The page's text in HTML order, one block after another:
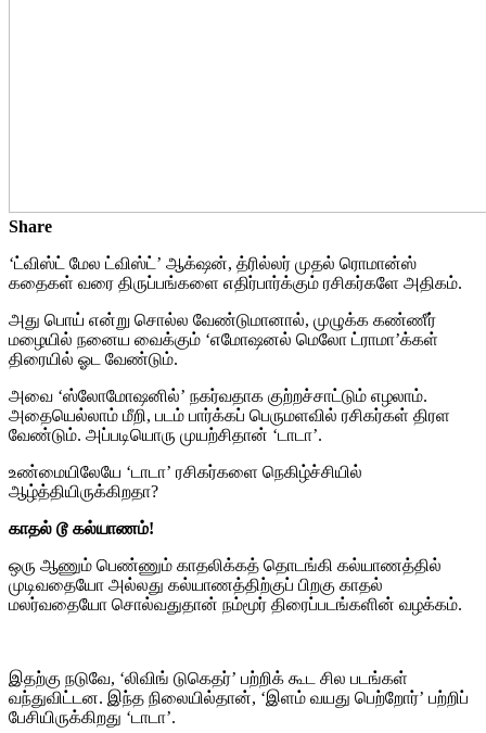
Share
‘ட்விஸ்ட் மேல ட்விஸ்ட்’ ஆக்‌ஷன், த்ரில்லர் முதல் ரொமான்ஸ்
கதைகள் வரை திருப்பங்களை எதிர்பார்க்கும் ரசிகர்களே அதிகம்.
அது பொய் என்று சொல்ல வேண்டுமானால், முழுக்க கண்ணீர்
மழையில் நனைய வைக்கும் ‘எமோஷனல் மெலோ ட்ராமா’க்கள்
திரையில் ஓட வேண்டும்.
அவை ‘ஸ்லோமோஷனில்’ நகர்வதாக குற்றச்சாட்டும் எழலாம்.
அதையெல்லாம் மீறி, படம் பார்க்கப் பெருமளவில் ரசிகர்கள் திரள
வேண்டும். அப்படியொரு முயற்சிதான் ‘டாடா’.
உண்மையிலேயே ‘டாடா’ ரசிகர்களை நெகிழ்ச்சியில்
ஆழ்த்தியிருக்கிறதா?
காதல் டூ கல்யாணம்!
ஒரு ஆணும் பெண்ணும் காதலிக்கத் தொடங்கி கல்யாணத்தில்
முடிவதையோ அல்லது கல்யாணத்திற்குப் பிறகு காதல்
மலர்வதையோ சொல்வதுதான் நம்மூர் திரைப்படங்களின் வழக்கம்.
இதற்கு நடுவே, ‘லிவிங் டுகெதர்’ பற்றிக் கூட சில படங்கள்
வந்துவிட்டன. இந்த நிலையில்தான், ‘இளம் வயது பெற்றோர்’ பற்றிப்
பேசியிருக்கிறது ‘டாடா’.